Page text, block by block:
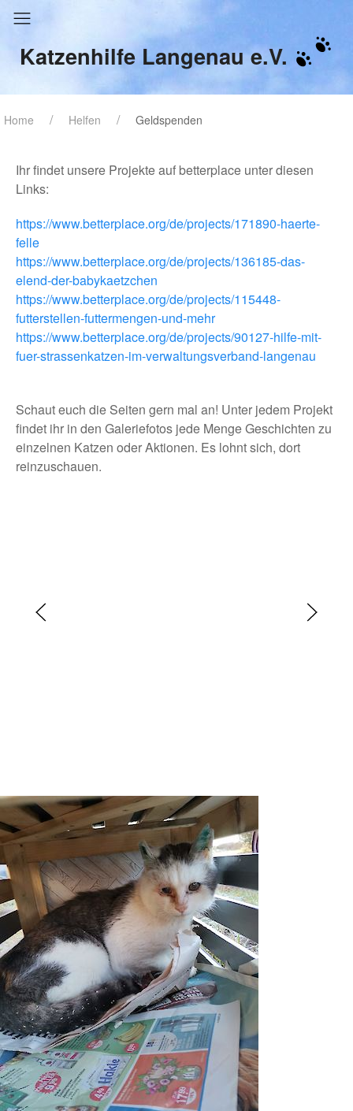
Katzenhilfe Langenau e.V.
Home Helfen Geldspenden
Ihr findet unsere Projekte auf betterplace unter diesen
Links:
https://www.betterplace.org/de/projects/171890-haerte-
felle
https://www.betterplace.org/de/projects/136185-das-
elend-der-babykaetzchen
https://www.betterplace.org/de/projects/115448-
futterstellen-futtermengen-und-mehr
https://www.betterplace.org/de/projects/90127-hilfe-mit-
fuer-strassenkatzen-im-verwaltungsverband-langenau
Schaut euch die Seiten gern mal an! Unter jedem Projekt
findet ihr in den Galeriefotos jede Menge Geschichten zu
einzelnen Katzen oder Aktionen. Es lohnt sich, dort
reinzuschauen.